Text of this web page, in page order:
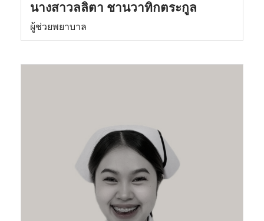
นางสาวลลิตา ชานวาทิกตระกูล
ผู้ช่วยพยาบาล